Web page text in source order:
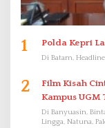
1 Polda Kepri
Di Batam, Headline
2
Film Kisah
Kampus UGM
Di Banyuasin,
Lingga, Natuna,